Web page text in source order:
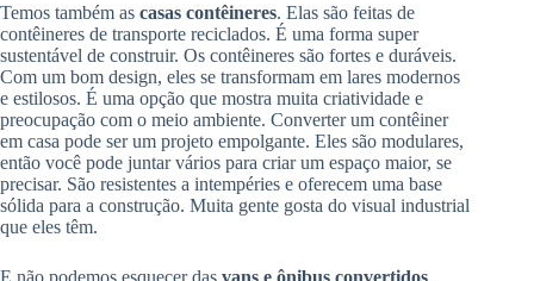
Temos também as casas contêineres. Elas são feitas de
contêineres de transporte reciclados. É uma forma super
sustentável de construir. Os contêineres são fortes e duráveis.
Com um bom design, eles se transformam em lares modernos
e estilosos. É uma opção que mostra muita criatividade e
preocupação com o meio ambiente. Converter um contêiner
em casa pode ser um projeto empolgante. Eles são modulares,
então você pode juntar vários para criar um espaço maior, se
precisar. São resistentes a intempéries e oferecem uma base
sólida para a construção. Muita gente gosta do visual industrial
que eles têm.
E não podemos esquecer das vans e ônibus convertidos.